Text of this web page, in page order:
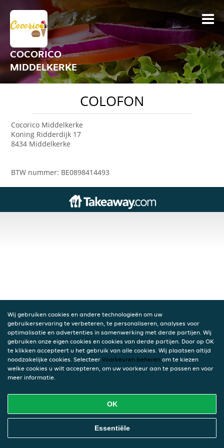
COCORICO
MIDDELKERKE
COLOFON
Cocorico Middelkerke
Koning Ridderdijk 17
8434 Middelkerke
BTW nummer: BE0898414493
Wij gebruiken cookies en andere technologieën om uw
gebruikerservaring te verbeteren, te personaliseren, analyses voor
optimalisatie en advertenties in samenwerking met derde partijen. Wij
gebruiken onze eigen cookies en cookies van derde partijen. Door op OK
te klikken accepteert u het gebruik van alle cookies. Wij plaatsen altijd
noodzakelijke cookies. Selecteer Voorkeuren beheren om te kiezen
welke cookies u wilt accepteren, om uw voorkeur aan te passen en voor
meer informatie.
OK
Essentiële